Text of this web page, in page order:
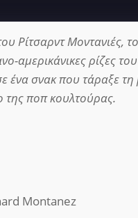
Ρίτσαρντ Μοντανιές,
αμερικάνικες ρίζες
ένα σνακ που τάραξε τη
της ποπ κουλτούρας.
Montanez